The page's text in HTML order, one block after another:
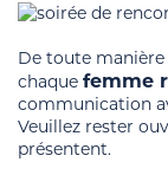
De toute manière
chaque femme
communication
Veuillez rester
présentent.